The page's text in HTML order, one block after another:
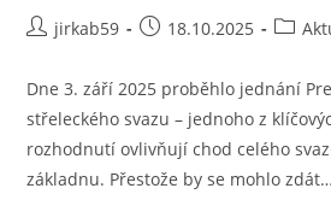
jirkab59 18.10.2025
Dne 3. září 2025 proběhlo jednání
střeleckého svazu – jednoho z
rozhodnutí ovlivňují chod celého
základnu. Přestože by se mohlo zdát…